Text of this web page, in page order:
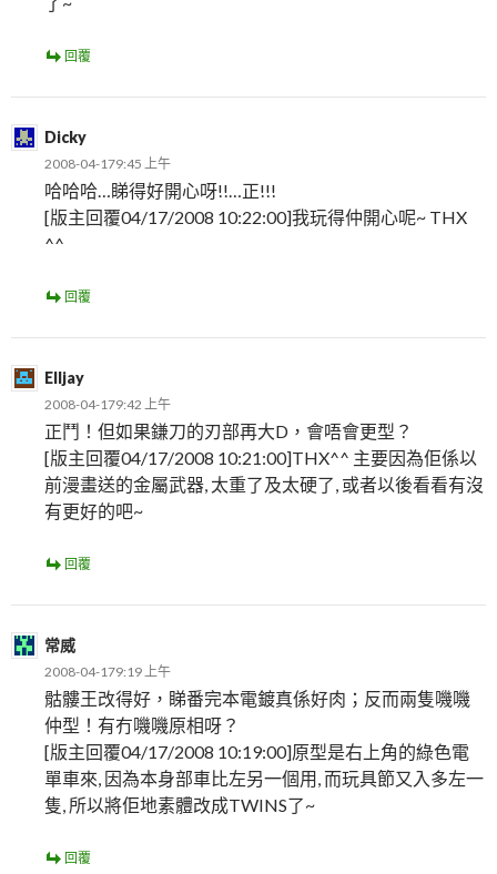
回覆
Dicky
2008-04-179:45 上午
哈哈哈…睇得好開心呀!!…正!!!
[版主回覆04/17/2008 10:22:00]我玩得仲開心呢~ THX
^^
回覆
Elljay
2008-04-179:42 上午
正鬥！但如果鎌刀的刃部再大D，會唔會更型？
[版主回覆04/17/2008 10:21:00]THX^^ 主要因為佢係以
前漫畫送的金屬武器, 太重了及太硬了, 或者以後看看有沒
有更好的吧~
回覆
常威
2008-04-179:19 上午
骷髏王改得好，睇番完本電鍍真係好肉；反而兩隻嘰嘰
仲型！有冇嘰嘰原相呀？
[版主回覆04/17/2008 10:19:00]原型是右上角的綠色電
單車來, 因為本身部車比左另一個用, 而玩具節又入多左一
隻, 所以將佢地素體改成TWINS了~
回覆